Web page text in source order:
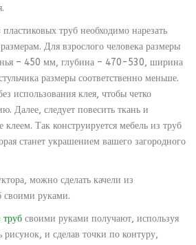
труб необходимо нарезать
Для взрослого человека размеры
– 450 мм, глубина – 470-530, ширина
размеры соответственно меньше.
использования клея, чтобы четко
Далее, следует повесить ткань и
Так конструируется мебель из труб
станет украшением вашего загородного
можно сделать качели из
своими руками.
труб своими руками получают, используя
рисунок, и сделав точки по контуру,